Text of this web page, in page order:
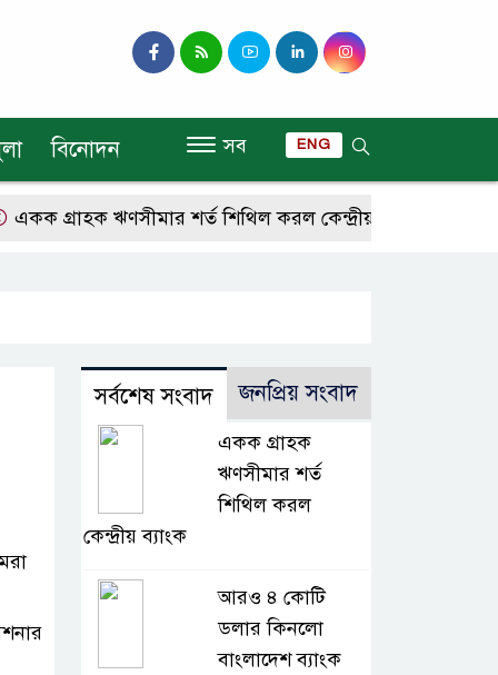
বিনোদন সব ENG
গ্রাহক ঋণসীমার শর্ত শিথিল করল কেন্দ্রীয় ব্যাংক
সর্বশেষ সংবাদ জনপ্রিয় সংবাদ
একক গ্রাহক
ঋণসীমার শর্ত
শিথিল করল
কেন্দ্রীয় ব্যাংক
আরও ৪ কোটি
ডলার কিনলো
বাংলাদেশ ব্যাংক